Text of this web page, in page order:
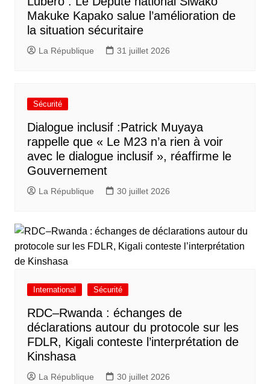
Makuke Kapako salue l’amélioration de
la situation sécuritaire
La République 31 juillet 2026
Sécurité
Dialogue inclusif :Patrick Muyaya
rappelle que « Le M23 n’a rien à voir
avec le dialogue inclusif », réaffirme le
Gouvernement
La République 30 juillet 2026
International Sécurité
RDC–Rwanda : échanges de
déclarations autour du protocole sur les
FDLR, Kigali conteste l’interprétation de
Kinshasa
La République 30 juillet 2026